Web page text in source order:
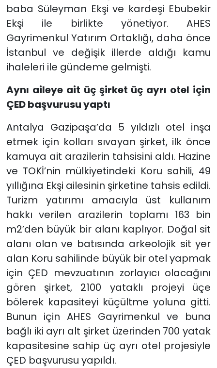
baba Süleyman Ekşi ve kardeşi Ebubekir
Ekşi ile birlikte yönetiyor. AHES
Gayrimenkul Yatırım Ortaklığı, daha önce
İstanbul ve değişik illerde aldığı kamu
ihaleleri ile gündeme gelmişti.
Aynı aileye ait üç şirket üç ayrı otel için
ÇED başvurusu yaptı
Antalya Gazipaşa’da 5 yıldızlı otel inşa
etmek için kolları sıvayan şirket, ilk önce
kamuya ait arazilerin tahsisini aldı. Hazine
ve TOKİ’nin mülkiyetindeki Koru sahili, 49
yıllığına Ekşi ailesinin şirketine tahsis edildi.
Turizm yatırımı amacıyla üst kullanım
hakkı verilen arazilerin toplamı 163 bin
m2’den büyük bir alanı kaplıyor. Doğal sit
alanı olan ve batısında arkeolojik sit yer
alan Koru sahilinde büyük bir otel yapmak
için ÇED mevzuatının zorlayıcı olacağını
gören şirket, 2100 yataklı projeyi üçe
bölerek kapasiteyi küçültme yoluna gitti.
Bunun için AHES Gayrimenkul ve buna
bağlı iki ayrı alt şirket üzerinden 700 yatak
kapasitesine sahip üç ayrı otel projesiyle
ÇED başvurusu yapıldı.